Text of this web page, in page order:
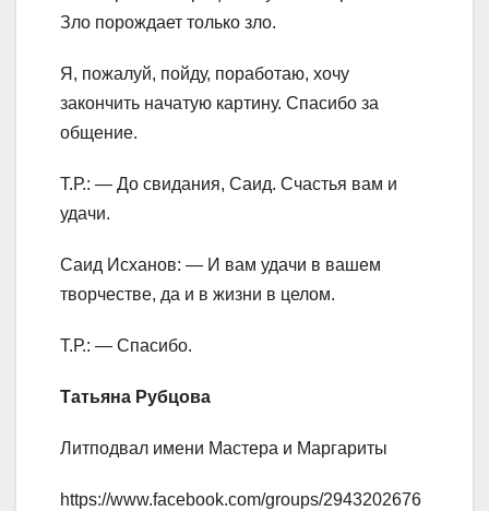
Зло порождает только зло.
Я, пожалуй, пойду, поработаю, хочу
закончить начатую картину. Спасибо за
общение.
Т.Р.: — До свидания, Саид. Счастья вам и
удачи.
Саид Исханов: — И вам удачи в вашем
творчестве, да и в жизни в целом.
Т.Р.: — Спасибо.
Татьяна Рубцова
Литподвал имени Мастера и Маргариты
https://www.facebook.com/groups/2943202676